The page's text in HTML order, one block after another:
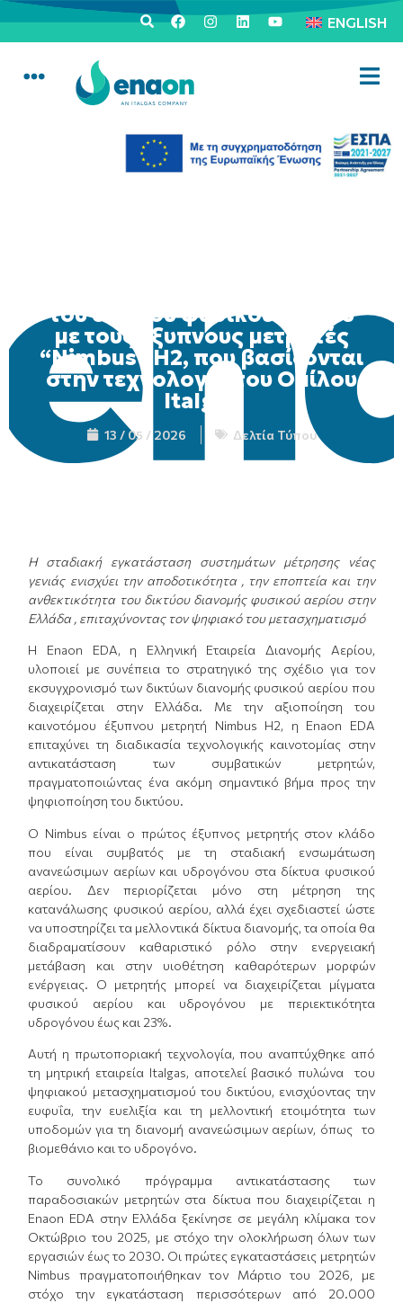
ENGLISH
του δικτύου φυσικού αερίου
με τους έξυπνους μετρητές
“Nimbus” H2, που βασίζονται
στην τεχνολογία του Ομίλου
Italgas
13 / 05 / 2026 Δελτία Τύπου
Η σταδιακή εγκατάσταση συστημάτων μέτρησης νέας
γενιάς ενισχύει την αποδοτικότητα , την εποπτεία και την
ανθεκτικότητα του δικτύου διανομής φυσικού αερίου στην
Ελλάδα , επιταχύνοντας τον ψηφιακό του μετασχηματισμό
Η Enaon EDA, η Ελληνική Εταιρεία Διανομής Αερίου,
υλοποιεί με συνέπεια το στρατηγικό της σχέδιο για τον
εκσυγχρονισμό των δικτύων διανομής φυσικού αερίου που
διαχειρίζεται στην Ελλάδα. Με την αξιοποίηση του
καινοτόμου έξυπνου μετρητή Nimbus H2, η Enaon EDA
επιταχύνει τη διαδικασία τεχνολογικής καινοτομίας στην
αντικατάσταση των συμβατικών μετρητών,
πραγματοποιώντας ένα ακόμη σημαντικό βήμα προς την
ψηφιοποίηση του δικτύου.
O Nimbus είναι ο πρώτος έξυπνος μετρητής στον κλάδο
που είναι συμβατός με τη σταδιακή ενσωμάτωση
ανανεώσιμων αερίων και υδρογόνου στα δίκτυα φυσικού
αερίου. Δεν περιορίζεται μόνο στη μέτρηση της
κατανάλωσης φυσικού αερίου, αλλά έχει σχεδιαστεί ώστε
να υποστηρίζει τα μελλοντικά δίκτυα διανομής, τα οποία θα
διαδραματίσουν καθαριστικό ρόλο στην ενεργειακή
μετάβαση και στην υιοθέτηση καθαρότερων μορφών
ενέργειας. O μετρητής μπορεί να διαχειρίζεται μίγματα
φυσικού αερίου και υδρογόνου με περιεκτικότητα
υδρογόνου έως και 23%.
Αυτή η πρωτοποριακή τεχνολογία, που αναπτύχθηκε από
τη μητρική εταιρεία Italgas, αποτελεί βασικό πυλώνα του
ψηφιακού μετασχηματισμού του δικτύου, ενισχύοντας την
ευφυΐα, την ευελιξία και τη μελλοντική ετοιμότητα των
υποδομών για τη διανομή ανανεώσιμων αερίων, όπως το
βιομεθάνιο και το υδρογόνο.
Το συνολικό πρόγραμμα αντικατάστασης των
παραδοσιακών μετρητών στα δίκτυα που διαχειρίζεται η
Enaon EDA στην Ελλάδα ξεκίνησε σε μεγάλη κλίμακα τον
Οκτώβριο του 2025, με στόχο την ολοκλήρωση όλων των
εργασιών έως το 2030. Οι πρώτες εγκαταστάσεις μετρητών
Nimbus πραγματοποιήθηκαν τον Μάρτιο του 2026, με
στόχο την εγκατάσταση περισσότερων από 20.000